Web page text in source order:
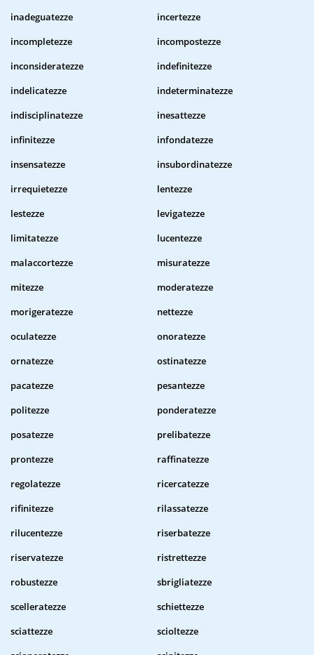
inadeguatezze
incertezze
incompletezze
incompostezze
inconsideratezze
indefinitezze
indelicatezze
indeterminatezze
indisciplinatezze
inesattezze
infinitezze
infondatezze
insensatezze
insubordinatezze
irrequietezze
lentezze
lestezze
levigatezze
limitatezze
lucentezze
malaccortezze
misuratezze
mitezze
moderatezze
morigeratezze
nettezze
oculatezze
onoratezze
ornatezze
ostinatezze
pacatezze
pesantezze
politezze
ponderatezze
posatezze
prelibatezze
prontezze
raffinatezze
regolatezze
ricercatezze
rifinitezze
rilassatezze
rilucentezze
riserbatezze
riservatezze
ristrettezze
robustezze
sbrigliatezze
scelleratezze
schiettezze
sciattezze
scioltezze